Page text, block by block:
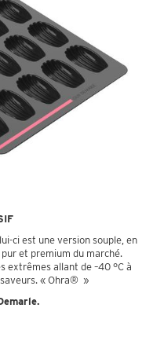
ci est une version souple, en
et premium du marché.
extrêmes allant de –40 °C à
« Ohra® »